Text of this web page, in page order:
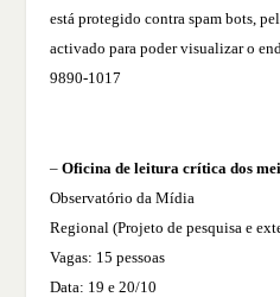
está protegido contra spam bots,
activado para poder visualizar o
9890-1017
–Oficina de leitura crítica dos
Observatório da Mídia
Regional (Projeto de pesquisa e
Vagas: 15 pessoas
Data: 19 e 20/10